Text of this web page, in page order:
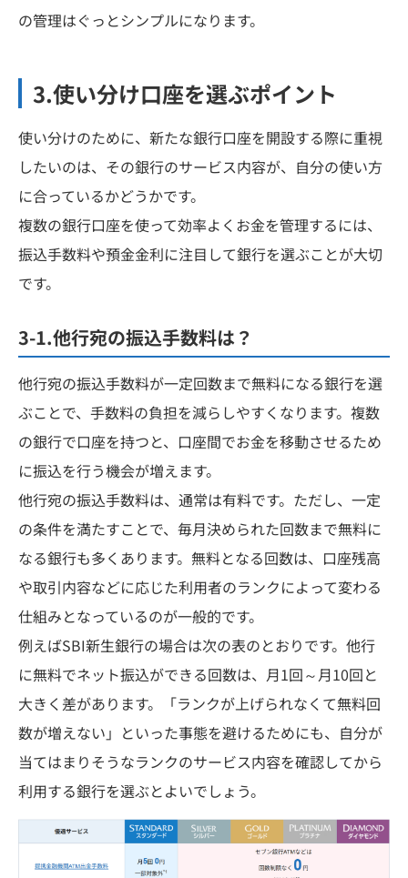
の管理はぐっとシンプルになります。
3.使い分け口座を選ぶポイント
使い分けのために、新たな銀行口座を開設する際に重視
したいのは、その銀行のサービス内容が、自分の使い方
に合っているかどうかです。
複数の銀行口座を使って効率よくお金を管理するには、
振込手数料や預金金利に注目して銀行を選ぶことが大切
です。
3-1.他行宛の振込手数料は？
他行宛の振込手数料が一定回数まで無料になる銀行を選
ぶことで、手数料の負担を減らしやすくなります。複数
の銀行で口座を持つと、口座間でお金を移動させるため
に振込を行う機会が増えます。
他行宛の振込手数料は、通常は有料です。ただし、一定
の条件を満たすことで、毎月決められた回数まで無料に
なる銀行も多くあります。無料となる回数は、口座残高
や取引内容などに応じた利用者のランクによって変わる
仕組みとなっているのが一般的です。
例えばSBI新生銀行の場合は次の表のとおりです。他行
に無料でネット振込ができる回数は、月1回～月10回と
大きく差があります。「ランクが上げられなくて無料回
数が増えない」といった事態を避けるためにも、自分が
当てはまりそうなランクのサービス内容を確認してから
利用する銀行を選ぶとよいでしょう。